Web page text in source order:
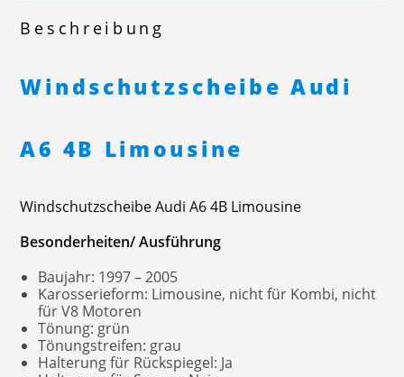
Beschreibung
Windschutzscheibe Audi
A6 4B Limousine
Windschutzscheibe Audi A6 4B Limousine
Besonderheiten/ Ausführung
Baujahr: 1997 – 2005
Karosserieform: Limousine, nicht für Kombi, nicht
für V8 Motoren
Tönung: grün
Tönungstreifen: grau
Halterung für Rückspiegel: Ja